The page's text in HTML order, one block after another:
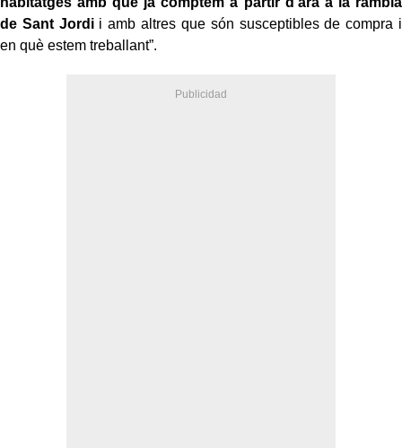
de Sant Jordii amb altres que són susceptibles de compra i
en què estem treballant”.